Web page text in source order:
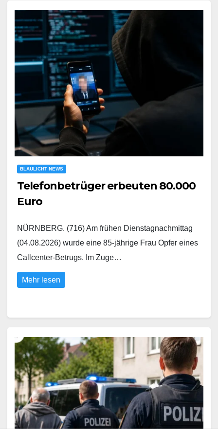
BLAULICHT NEWS
Telefonbetrüger erbeuten 80.000
Euro
NÜRNBERG. (716) Am frühen Dienstagnachmittag
(04.08.2026) wurde eine 85-jährige Frau Opfer eines
Callcenter-Betrugs. Im Zuge…
Mehr lesen